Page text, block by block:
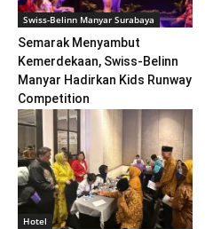
Swiss-Belinn Manyar Surabaya
Semarak Menyambut
Kemerdekaan, Swiss-Belinn
Manyar Hadirkan Kids Runway
Competition
Hotel